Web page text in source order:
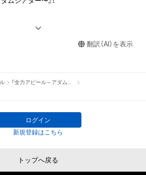
権を有する方、著作隣接権の権利者またはそ
いる者からの事前の同意なしに、上記の「本
できません。
合、利用をお断りさせていただきます。
技を、魂を込めて全力アピール！
れるNFTは、Adam byGMOの認定代理店
介して出品手続きをしており、
組は、NFTの出品に関わる手続き・権利には
翻訳（AI）を表示
「全力アピール～アダムシアター～」NFTストア
ログイン
新規登録はこちら
トップへ戻る